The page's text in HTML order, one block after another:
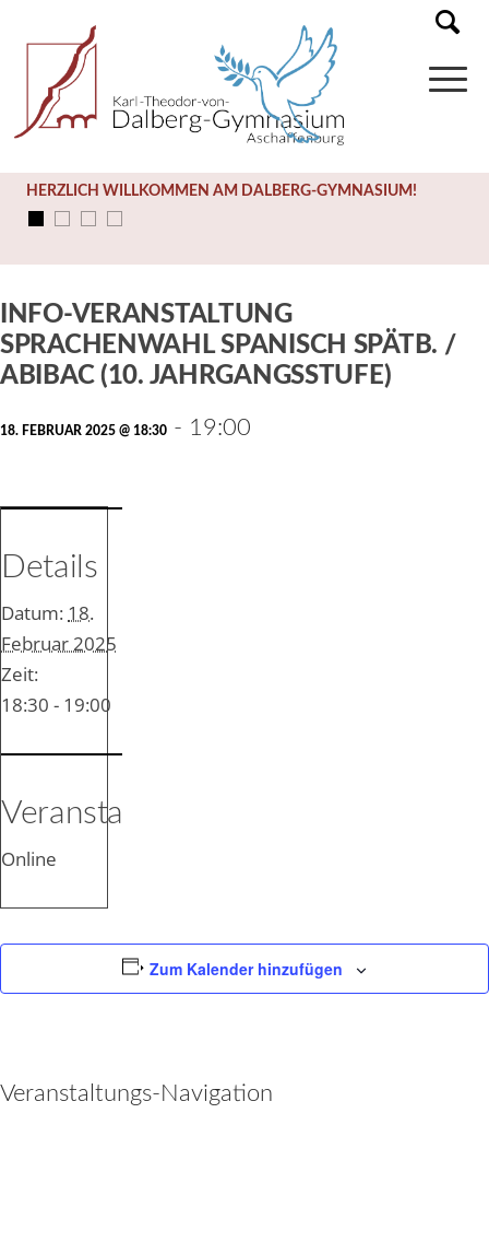
HERZLICH WILLKOMMEN AM DALBERG-GYMNASIUM!
Diese Veranstaltung hat bereits stattgefunden.
INFO-VERANSTALTUNG
SPRACHENWAHL SPANISCH SPÄTB. /
ABIBAC (10. JAHRGANGSSTUFE)
18. FEBRUAR 2025 @ 18:30 - 19:00
Details
Datum: 18.
Februar 2025
Zeit:
18:30 - 19:00
Veranstaltungsort
Online
Zum Kalender hinzufügen
Veranstaltungs-Navigation